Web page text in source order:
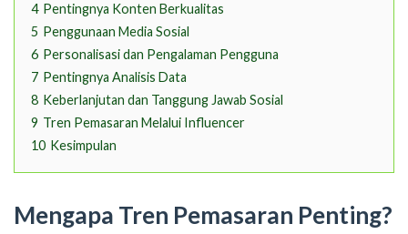
4 Pentingnya Konten Berkualitas
5 Penggunaan Media Sosial
6 Personalisasi dan Pengalaman Pengguna
7 Pentingnya Analisis Data
8 Keberlanjutan dan Tanggung Jawab Sosial
9 Tren Pemasaran Melalui Influencer
10 Kesimpulan
Mengapa Tren Pemasaran Penting?